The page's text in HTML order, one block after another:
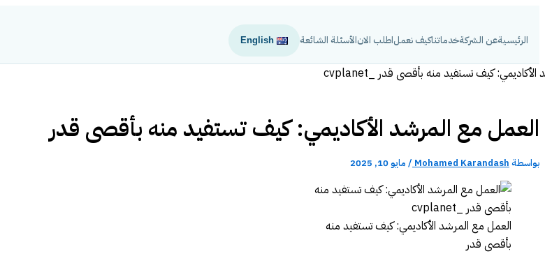
المحتوى
الرئيسيةعن الشركةخدماتناكيف نعملاطلب الانالأسئلة الشائعة English
العمل مع المرشد الأكاديمي: كيف تستفيد منه بأقصى قدر
بواسطة Mohamed Karandash
/ مايو 10, 2025
العمل مع المرشد الأكاديمي: كيف تستفيد منه
بأقصى قدر